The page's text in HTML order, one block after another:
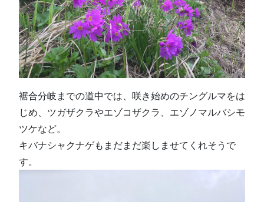
裾合分岐までの道中では、咲き始めのチングルマをは
じめ、ツガザクラやエゾコザクラ、エゾノマルバシモ
ツケなど。
キバナシャクナゲもまだまだ楽しませてくれそうで
す。